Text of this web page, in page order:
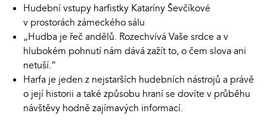
Hudební vstupy harfistky Kataríny Ševčíkové
v prostorách zámeckého sálu
„Hudba je řeč andělů. Rozechvívá Vaše srdce a v
hlubokém pohnutí nám dává zažít to, o čem slova ani
netuší.“
Harfa je jeden z nejstarších hudebních nástrojů a právě
o její historii a také způsobu hraní se dovíte v průběhu
návštěvy hodně zajímavých informací.